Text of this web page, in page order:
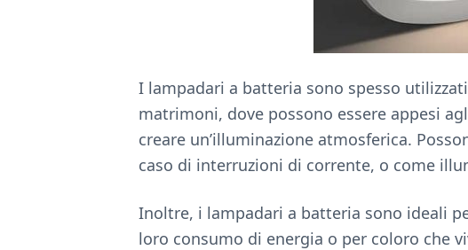
I lampadari a batteria sono spesso
matrimoni, dove possono essere appesi
creare un’illuminazione atmosferica.
caso di interruzioni di corrente, o come
Inoltre, i lampadari a batteria sono ideali
loro consumo di energia o per coloro che